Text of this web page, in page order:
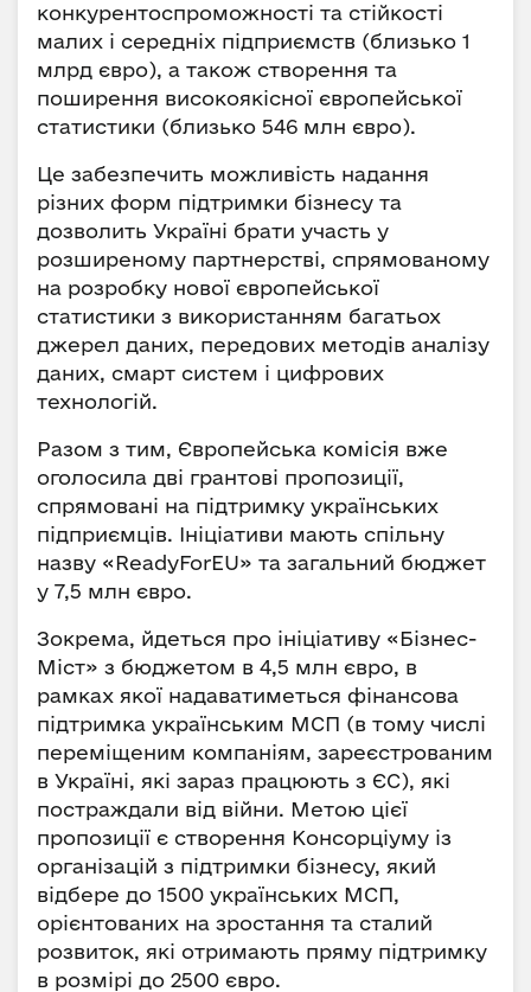
конкурентоспроможності та стійкості
малих і середніх підприємств (близько 1
млрд євро), а також створення та
поширення високоякісної європейської
статистики (близько 546 млн євро).
Це забезпечить можливість надання
різних форм підтримки бізнесу та
дозволить Україні брати участь у
розширеному партнерстві, спрямованому
на розробку нової європейської
статистики з використанням багатьох
джерел даних, передових методів аналізу
даних, смарт систем і цифрових
технологій.
Разом з тим, Європейська комісія вже
оголосила дві грантові пропозиції,
спрямовані на підтримку українських
підприємців. Ініціативи мають спільну
назву «ReadyForEU» та загальний бюджет
у 7,5 млн євро.
Зокрема, йдеться про ініціативу «Бізнес-
Міст» з бюджетом в 4,5 млн євро, в
рамках якої надаватиметься фінансова
підтримка українським МСП (в тому числі
переміщеним компаніям, зареєстрованим
в Україні, які зараз працюють з ЄС), які
постраждали від війни. Метою цієї
пропозиції є створення Консорціуму із
організацій з підтримки бізнесу, який
відбере до 1500 українських МСП,
орієнтованих на зростання та сталий
розвиток, які отримають пряму підтримку
в розмірі до 2500 євро.